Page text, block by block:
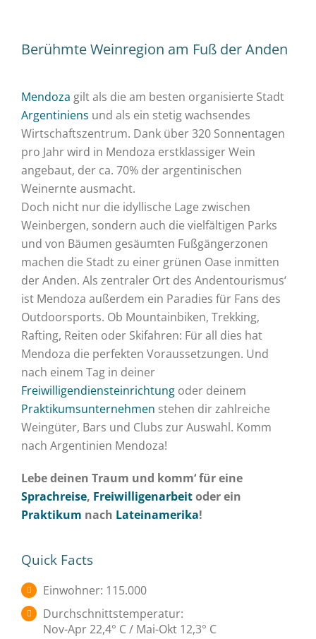
Berühmte Weinregion am Fuß der Anden
Mendoza gilt als die am besten organisierte Stadt
Argentiniens und als ein stetig wachsendes
Wirtschaftszentrum. Dank über 320 Sonnentagen
pro Jahr wird in Mendoza erstklassiger Wein
angebaut, der ca. 70% der argentinischen
Weinernte ausmacht.
Doch nicht nur die idyllische Lage zwischen
Weinbergen, sondern auch die vielfältigen Parks
und von Bäumen gesäumten Fußgängerzonen
machen die Stadt zu einer grünen Oase inmitten
der Anden. Als zentraler Ort des Andentourismus‘
ist Mendoza außerdem ein Paradies für Fans des
Outdoorsports. Ob Mountainbiken, Trekking,
Rafting, Reiten oder Skifahren: Für all dies hat
Mendoza die perfekten Voraussetzungen. Und
nach einem Tag in deiner
Freiwilligendiensteinrichtung oder deinem
Praktikumsunternehmen stehen dir zahlreiche
Weingüter, Bars und Clubs zur Auswahl. Komm
nach Argentinien Mendoza!
Lebe deinen Traum und komm‘ für eine
Sprachreise, Freiwilligenarbeitoder ein
Praktikum nach Lateinamerika!
Quick Facts
Einwohner: 115.000
Durchschnittstemperatur:
Nov-Apr 22,4° C / Mai-Okt 12,3° C